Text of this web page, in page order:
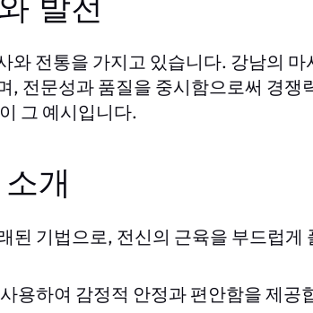
발전
와 전통을 가지고 있습니다. 강남의
, 전문성과 품질을 중시함으로써 경쟁
그 예시입니다.
개
된 기법으로, 전신의 근육을 부드럽게
용하여 감정적 안정과 편안함을 제공